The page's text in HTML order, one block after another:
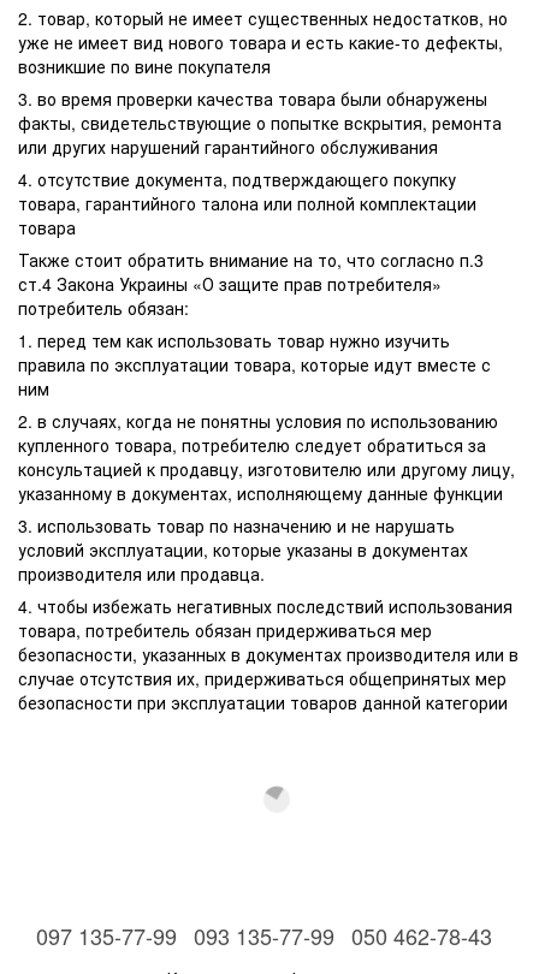
2. товар, который не имеет существенных недостатков, но
уже не имеет вид нового товара и есть какие-то дефекты,
возникшие по вине покупателя
3. во время проверки качества товара были обнаружены
факты, свидетельствующие о попытке вскрытия, ремонта
или других нарушений гарантийного обслуживания
4. отсутствие документа, подтверждающего покупку
товара, гарантийного талона или полной комплектации
товара
Также стоит обратить внимание на то, что согласно п.3
ст.4 Закона Украины «О защите прав потребителя»
потребитель обязан:
1. перед тем как использовать товар нужно изучить
правила по эксплуатации товара, которые идут вместе с
ним
2. в случаях, когда не понятны условия по использованию
купленного товара, потребителю следует обратиться за
консультацией к продавцу, изготовителю или другому лицу,
указанному в документах, исполняющему данные функции
3. использовать товар по назначению и не нарушать
условий эксплуатации, которые указаны в документах
производителя или продавца.
4. чтобы избежать негативных последствий использования
товара, потребитель обязан придерживаться мер
безопасности, указанных в документах производителя или в
случае отсутствия их, придерживаться общепринятых мер
безопасности при эксплуатации товаров данной категории
097 135-77-99 093 135-77-99 050 462-78-43